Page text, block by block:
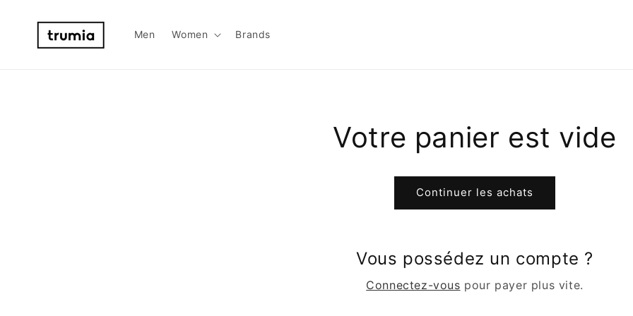
contenu
Men Women Brands
Votre panier est vide
Continuer les achats
Vous possédez un compte ?
Connectez-vous pour payer plus vite.